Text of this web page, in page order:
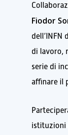
Fiodor
dell’INFN
di lavoro,
serie di
affinare il
istituzioni